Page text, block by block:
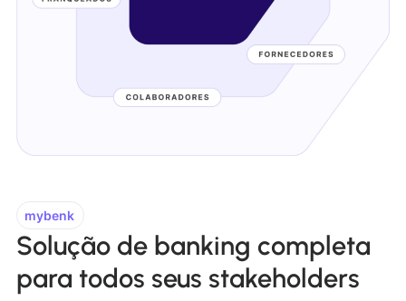
mybenk
Solução de banking completa
para todos seus stakeholders